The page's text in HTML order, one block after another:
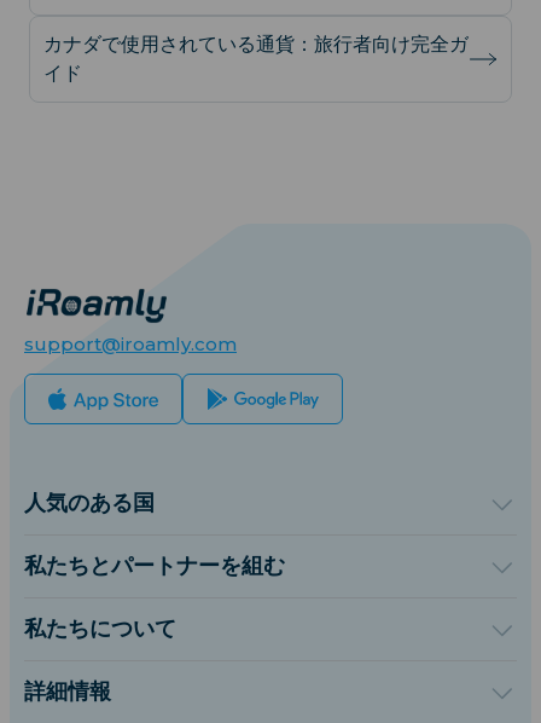
カナダで使用されている通貨：旅行者向け完全ガ
イド
support@iroamly.com
人気のある国
イギリス
トルコ
タイ
イタリア
私たちとパートナーを組む
紹介して稼ぐ
アフィリエイトプログラム
私たちについて
お問い合わせ
詳細情報